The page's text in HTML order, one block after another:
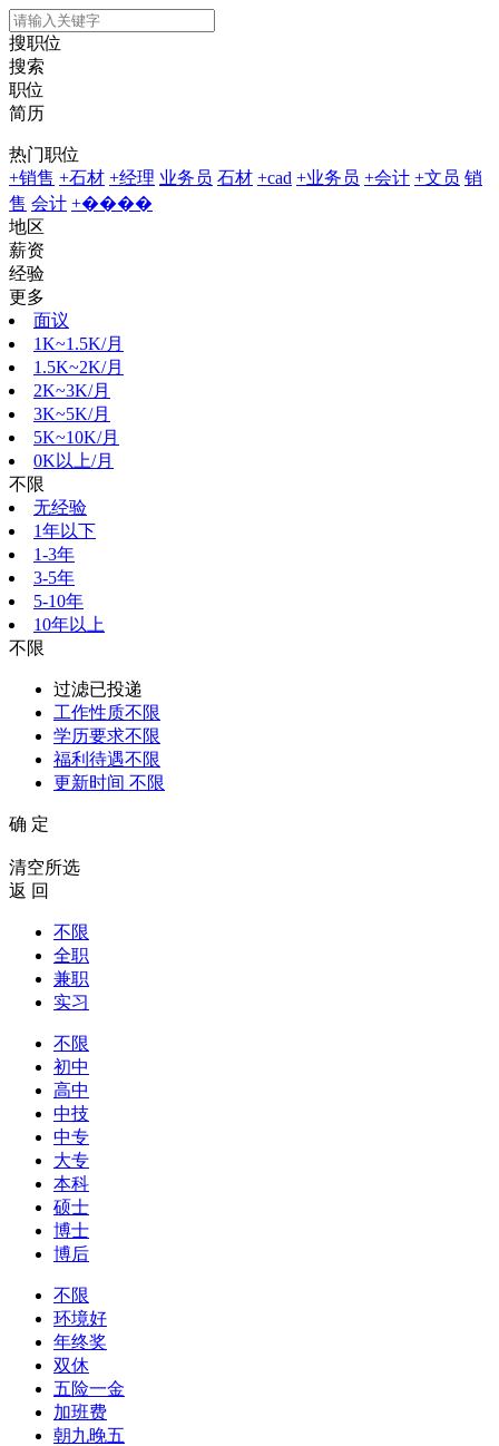
搜职位
搜索
职位
简历
热门职位
+销售 +石材 +经理 业务员 石材 +cad +业务员 +会计 +文员 销
售 会计 +����
地区
薪资
经验
更多
面议
1K~1.5K/月
1.5K~2K/月
2K~3K/月
3K~5K/月
5K~10K/月
0K以上/月
不限
无经验
1年以下
1-3年
3-5年
5-10年
10年以上
不限
过滤已投递
工作性质不限
学历要求不限
福利待遇不限
更新时间 不限
确 定
清空所选
返 回
不限
全职
兼职
实习
不限
初中
高中
中技
中专
大专
本科
硕士
博士
博后
不限
环境好
年终奖
双休
五险一金
加班费
朝九晚五